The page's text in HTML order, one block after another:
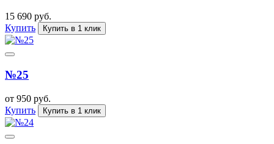
15 690 руб.
Купить
Купить в 1 клик
№25
от 950 руб.
Купить
Купить в 1 клик